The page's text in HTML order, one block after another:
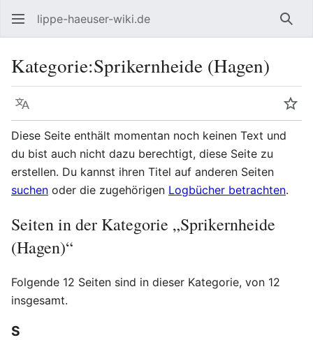
lippe-haeuser-wiki.de
Kategorie:Sprikernheide (Hagen)
Sprache
Diese Seite enthält momentan noch keinen Text und
du bist auch nicht dazu berechtigt, diese Seite zu
erstellen. Du kannst ihren Titel auf anderen Seiten
suchen oder die zugehörigen Logbücher betrachten.
Seiten in der Kategorie „Sprikernheide
(Hagen)“
Folgende 12 Seiten sind in dieser Kategorie, von 12
insgesamt.
S